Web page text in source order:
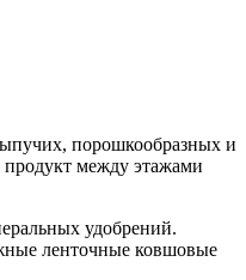
порошкообразных и
продукт между этажами
удобрений.
ленточные ковшовые